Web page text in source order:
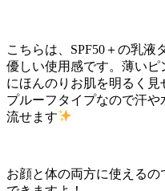
こちらは、SPF50＋の乳
優しい使用感です。薄い
にほんのりお肌を明るく
プルーフタイプなので汗
流せます
お顔と体の両方に使える